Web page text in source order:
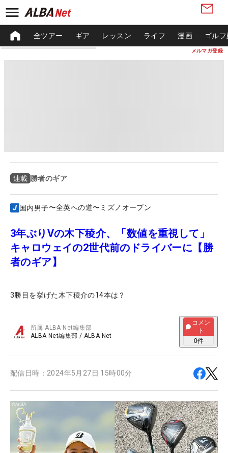
メルマガ登録
全ツアー ギア レッスン ライフ 漫画 ゴル
連載 勝者のギア
国内男子〜全英への道〜ミズノオープン
3年ぶりVの木下稜介、「数値を重視して」
キャロウェイの2世代前のドライバーに【勝
者のギア】
3勝目を挙げた木下稜介の14本は？
所属ALBA Net編集部
ALBA Net編集部 / ALBA Net
コメン
ト
0件
配信日時： 2024年5月27日 15時00分